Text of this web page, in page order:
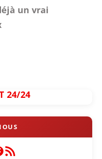
un vrai
24/24
Flux RSS